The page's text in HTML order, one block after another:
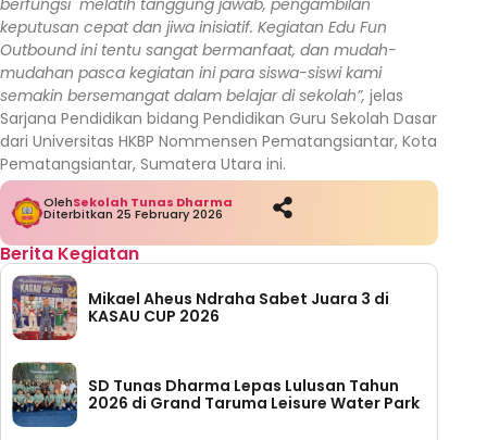
keputusan cepat dan jiwa inisiatif. Kegiatan Edu Fun
Outbound ini tentu sangat bermanfaat, dan mudah-
mudahan pasca kegiatan ini para siswa-siswi kami
semakin bersemangat dalam belajar di sekolah”, jelas
Sarjana Pendidikan bidang Pendidikan Guru Sekolah Dasar
dari Universitas HKBP Nommensen Pematangsiantar, Kota
Pematangsiantar, Sumatera Utara ini.
OlehSekolah Tunas Dharma
Diterbitkan 25 February 2026
Berita Kegiatan
Mikael Aheus Ndraha Sabet Juara 3 di
KASAU CUP 2026
SD Tunas Dharma Lepas Lulusan Tahun
2026 di Grand Taruma Leisure Water Park